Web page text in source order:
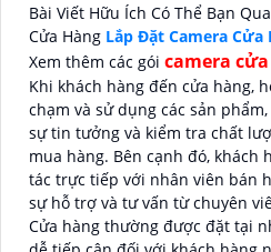
Bài Viết Hữu Ích Có Thể Bạn
Cửa Hàng Lắp Đặt Camera Cửa
Xem thêm các gói camera
Khi khách hàng đến cửa hàng,
chạm và sử dụng các sản
sự tin tưởng và kiểm tra chất
mua hàng. Bên cạnh đó, khách
tác trực tiếp với nhân viên bán
sự hỗ trợ và tư vấn từ chuyên
Cửa hàng thường được đặt tại